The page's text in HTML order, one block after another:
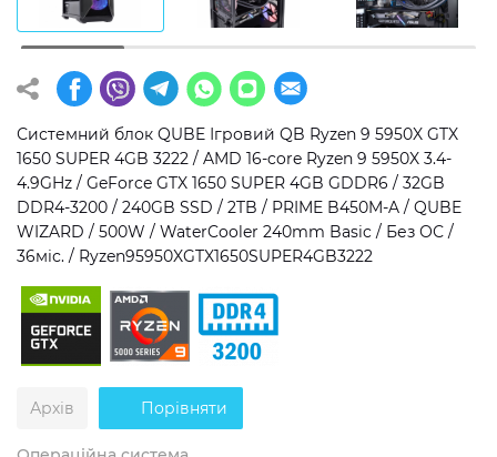
Операційна система
Windows 11 Home
Windows 11 Pro
Без ОС
Тип накопичувача
SSD
HDD
SSD + HDD
Додатково
RGB-підсвічування
Розблокований множник CPU
Надшвидкий M.2 SSD NVME
Системний блок QUBE Ігровий QB Ryzen 9 5950X GTX
1650 SUPER 4GB 3222 / AMD 16-core Ryzen 9 5950X 3.4-
4.9GHz / GeForce GTX 1650 SUPER 4GB GDDR6 / 32GB
DDR4-3200 / 240GB SSD / 2TB / PRIME B450M-A / QUBE
WIZARD / 500W / WaterCooler 240mm Basic / Без ОС /
36міс. / Ryzen95950XGTX1650SUPER4GB3222
Архів Порівняти